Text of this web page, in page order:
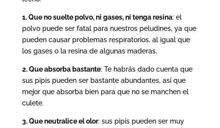
1. Que no suelte polvo, ni gases, ni tenga resina: el
polvo puede ser fatal para nuestros peludines, ya que
pueden causar problemas respiratorios, al igual que
los gases o la resina de algunas maderas.
2. Que absorba bastante: Te habrás dado cuenta que
sus pipis pueden ser bastante abundantes, así que
mejor que absorba bien para que no se manchen el
culete.
3. Que neutralice el olor: sus pipís pueden ser muy